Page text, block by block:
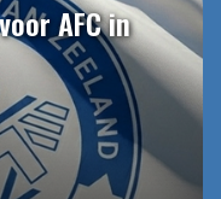
AFC in